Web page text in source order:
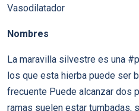
Vasodilatador
Nombres
La maravilla silvestre es una
los que esta hierba puede ser
frecuente Puede alcanzar dos
ramas suelen estar tumbadas,